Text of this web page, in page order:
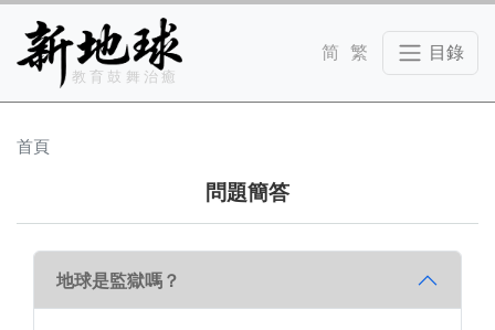
Skip to main content
教育鼓舞治癒
首頁
問題簡答
地球是監獄嗎？